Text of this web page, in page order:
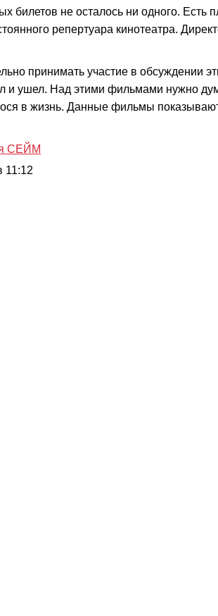
билетов не осталось ни одного. Есть
репертуара кинотеатра.
принимать участие в обсуждении
и ушел. Над этими фильмами нужно
в жизнь. Данные фильмы
СЕЙМ
11:12